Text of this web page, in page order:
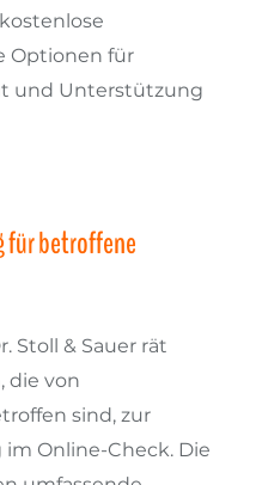
Optionen für
und Unterstützung
betroffene
Stoll & Sauer rät
die von
sind, zur
Online-Check. Die